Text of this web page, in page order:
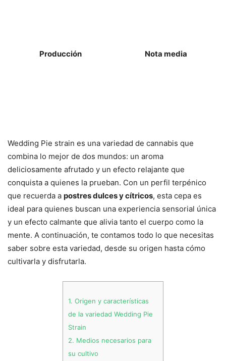
Producción Nota media
Wedding Pie strain es una variedad de cannabis que
combina lo mejor de dos mundos: un aroma
deliciosamente afrutado y un efecto relajante que
conquista a quienes la prueban. Con un perfil terpénico
que recuerda a postres dulces y cítricos, esta cepa es
ideal para quienes buscan una experiencia sensorial única
y un efecto calmante que alivia tanto el cuerpo como la
mente. A continuación, te contamos todo lo que necesitas
saber sobre esta variedad, desde su origen hasta cómo
cultivarla y disfrutarla.
1. Origen y características
de la variedad Wedding Pie
Strain
2. Medios necesarios para
su cultivo